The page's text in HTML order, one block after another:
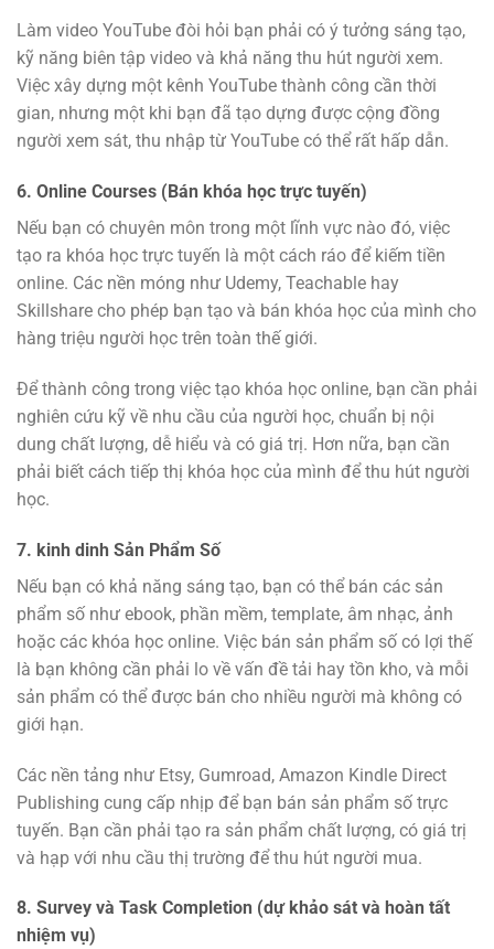
Làm video YouTube đòi hỏi bạn phải có ý tưởng sáng tạo,
kỹ năng biên tập video và khả năng thu hút người xem.
Việc xây dựng một kênh YouTube thành công cần thời
gian, nhưng một khi bạn đã tạo dựng được cộng đồng
người xem sát, thu nhập từ YouTube có thể rất hấp dẫn.
6. Online Courses (Bán khóa học trực tuyến)
Nếu bạn có chuyên môn trong một lĩnh vực nào đó, việc
tạo ra khóa học trực tuyến là một cách ráo để kiếm tiền
online. Các nền móng như Udemy, Teachable hay
Skillshare cho phép bạn tạo và bán khóa học của mình cho
hàng triệu người học trên toàn thế giới.
Để thành công trong việc tạo khóa học online, bạn cần phải
nghiên cứu kỹ về nhu cầu của người học, chuẩn bị nội
dung chất lượng, dễ hiểu và có giá trị. Hơn nữa, bạn cần
phải biết cách tiếp thị khóa học của mình để thu hút người
học.
7. kinh dinh Sản Phẩm Số
Nếu bạn có khả năng sáng tạo, bạn có thể bán các sản
phẩm số như ebook, phần mềm, template, âm nhạc, ảnh
hoặc các khóa học online. Việc bán sản phẩm số có lợi thế
là bạn không cần phải lo về vấn đề tải hay tồn kho, và mỗi
sản phẩm có thể được bán cho nhiều người mà không có
giới hạn.
Các nền tảng như Etsy, Gumroad, Amazon Kindle Direct
Publishing cung cấp nhịp để bạn bán sản phẩm số trực
tuyến. Bạn cần phải tạo ra sản phẩm chất lượng, có giá trị
và hạp với nhu cầu thị trường để thu hút người mua.
8. Survey và Task Completion (dự khảo sát và hoàn tất
nhiệm vụ)